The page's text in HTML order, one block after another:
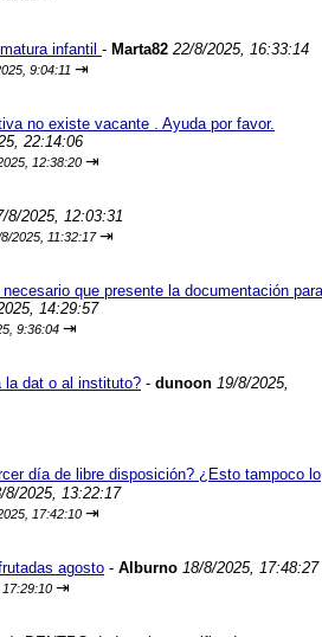
infantil - Marta82 22/8/2025, 16:33:14
9:04:11 ⇥
no existe vacante . Ayuda por favor.
22:14:06
12:38:20 ⇥
8/2025, 12:03:31
2025, 11:32:17 ⇥
que presente la documentación para
14:29:57
9:36:04 ⇥
la dat o al instituto? - dunoon 19/8/2025,
día de libre disposición? ¿Esto tampoco lo
8/2025, 13:22:17
17:42:10 ⇥
agosto - Alburno 18/8/2025, 17:48:27
⇥